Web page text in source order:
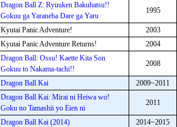
Dragon Ball Z: Ryuuken Bakuhatsu!!
Gokuu ga Yaraneba Dare ga Yaru
1995
Kyutai Panic Adventure!
2003
Kyutai Panic Adventure Returns! 2004
Dragon Ball: Ossu! Kaette Kita Son
Gokuu to Nakama-tachi!!
2008
Dragon Ball Kai 2009~2011
Dragon Ball Kai: Mirai ni Heiwa wo!
Goku no Tamashii yo Eien ni
2011
Dragon Ball Kai (2014) 2014~2015